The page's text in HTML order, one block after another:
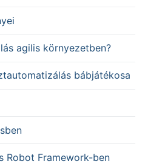
agilis környezetben?
bábjátékosa
Robot Framework-ben